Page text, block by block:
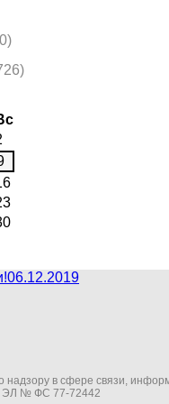
06.12.2019
надзору в сфере связи,
ЭЛ № ФС 77-72442